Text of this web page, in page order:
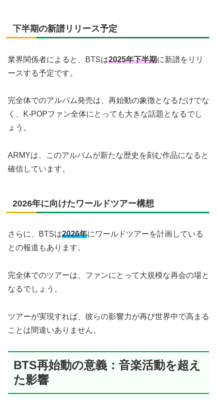
下半期の新譜リリース予定
業界関係者によると、BTSは2025年下半期に新譜をリリ
ースする予定です。
完全体でのアルバム発売は、再始動の象徴となるだけでな
く、K-POPファン全体にとっても大きな話題となるでし
ょう。
ARMYは、このアルバムが新たな歴史を刻む作品になると
確信しています。
2026年に向けたワールドツアー構想
さらに、BTSは2026年にワールドツアーを計画している
との報道もあります。
完全体でのツアーは、ファンにとって大規模な再会の場と
なるでしょう。
ツアーが実現すれば、彼らの影響力が再び世界中で高まる
ことは間違いありません。
BTS再始動の意義：音楽活動を超え
た影響